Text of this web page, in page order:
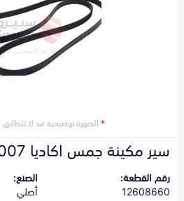
*الصورة توضيحية قد لا تتطابق
سير مكينة جمس اكاديا 2007-2012
رقم القطعة:
12608660
الصنع:
أصلي